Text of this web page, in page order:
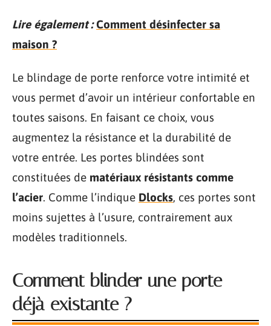
Lire également : Comment désinfecter sa
maison ?
Le blindage de porte renforce votre intimité et
vous permet d’avoir un intérieur confortable en
toutes saisons. En faisant ce choix, vous
augmentez la résistance et la durabilité de
votre entrée. Les portes blindées sont
constituées de matériaux résistants comme
l’acier. Comme l’indique Dlocks, ces portes sont
moins sujettes à l’usure, contrairement aux
modèles traditionnels.
Comment blinder une porte
déjà existante ?